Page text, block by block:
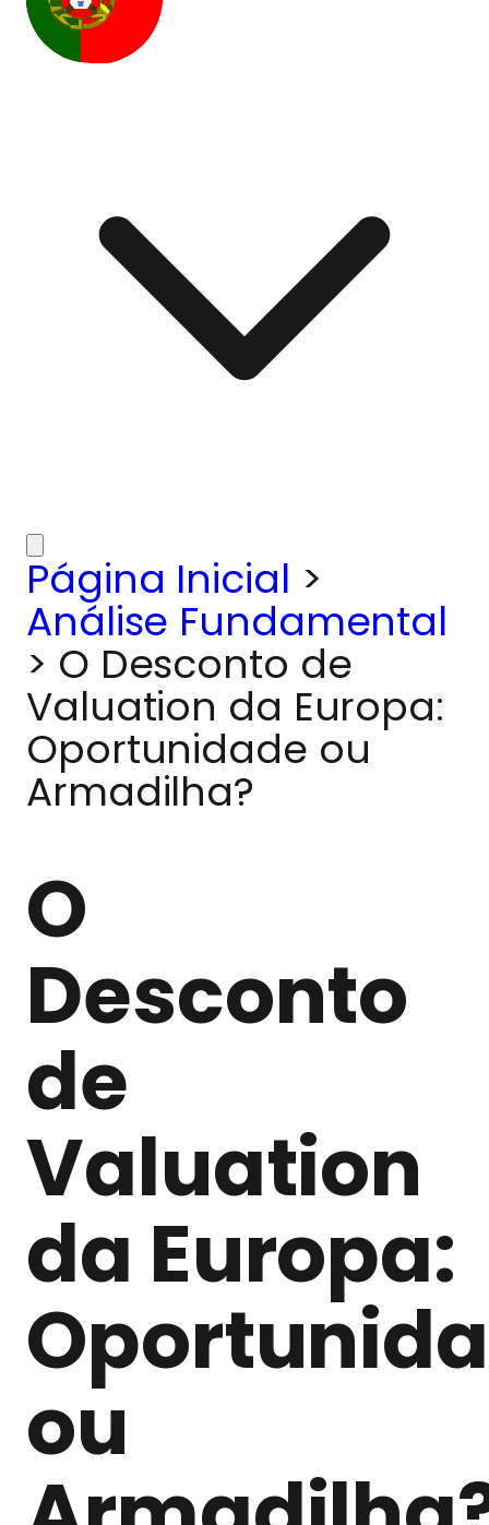
Página Inicial >
Análise Fundamental
> O Desconto de
Valuation da Europa:
Oportunidade ou
Armadilha?
O
Desconto
de
Valuation
da Europa:
ou